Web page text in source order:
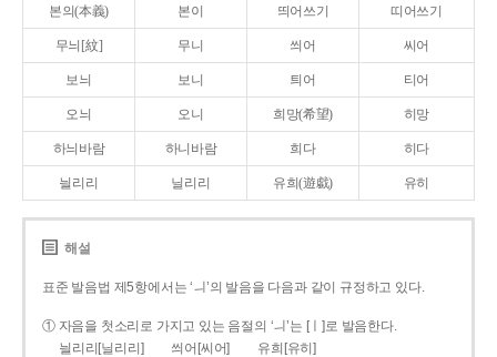
본의(本義) 본이 띄어쓰기 띠어쓰기
무늬[紋] 무니 씌어 씨어
보늬 보니 틔어 티어
오늬 오니 희망(希望) 히망
하늬바람 하니바람 희다 히다
늴리리 닐리리 유희(遊戱) 유히
해설
표준 발음법 제5항에서는 ‘ㅢ’의 발음을 다음과 같이 규정하고 있다.
① 자음을 첫소리로 가지고 있는 음절의 ‘ㅢ’는 [ㅣ]로 발음한다.
늴리리[닐리리]
씌어[씨어]
유희[유히]